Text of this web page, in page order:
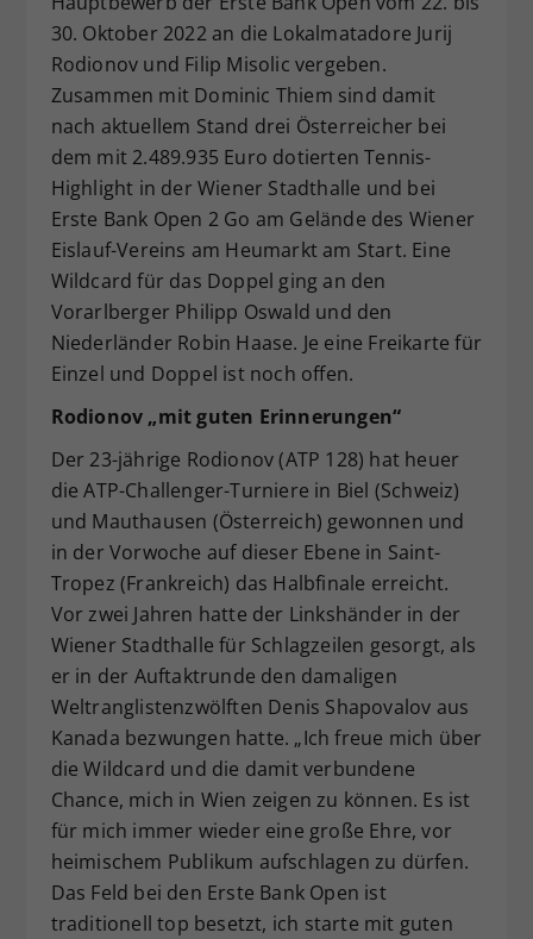
30. Oktober 2022 an die Lokalmatadore Jurij
Rodionov und Filip Misolic vergeben.
Zusammen mit Dominic Thiem sind damit
nach aktuellem Stand drei Österreicher bei
dem mit 2.489.935 Euro dotierten Tennis-
Highlight in der Wiener Stadthalle und bei
Erste Bank Open 2 Go am Gelände des Wiener
Eislauf-Vereins am Heumarkt am Start. Eine
Wildcard für das Doppel ging an den
Vorarlberger Philipp Oswald und den
Niederländer Robin Haase. Je eine Freikarte für
Einzel und Doppel ist noch offen.
Rodionov „mit guten Erinnerungen“
Der 23-jährige Rodionov (ATP 128) hat heuer
die ATP-Challenger-Turniere in Biel (Schweiz)
und Mauthausen (Österreich) gewonnen und
in der Vorwoche auf dieser Ebene in Saint-
Tropez (Frankreich) das Halbfinale erreicht.
Vor zwei Jahren hatte der Linkshänder in der
Wiener Stadthalle für Schlagzeilen gesorgt, als
er in der Auftaktrunde den damaligen
Weltranglistenzwölften Denis Shapovalov aus
Kanada bezwungen hatte. „Ich freue mich über
die Wildcard und die damit verbundene
Chance, mich in Wien zeigen zu können. Es ist
für mich immer wieder eine große Ehre, vor
heimischem Publikum aufschlagen zu dürfen.
Das Feld bei den Erste Bank Open ist
traditionell top besetzt, ich starte mit guten
Zweck
Dieser Wert speichert Ihre Consent-
Einstellungen. Unter anderem eine
zufällig generierte ID, für die
historische Speicherung Ihrer
vorgenommen Einstellungen, falls der
Webseiten-Betreiber dies eingestellt
hat.